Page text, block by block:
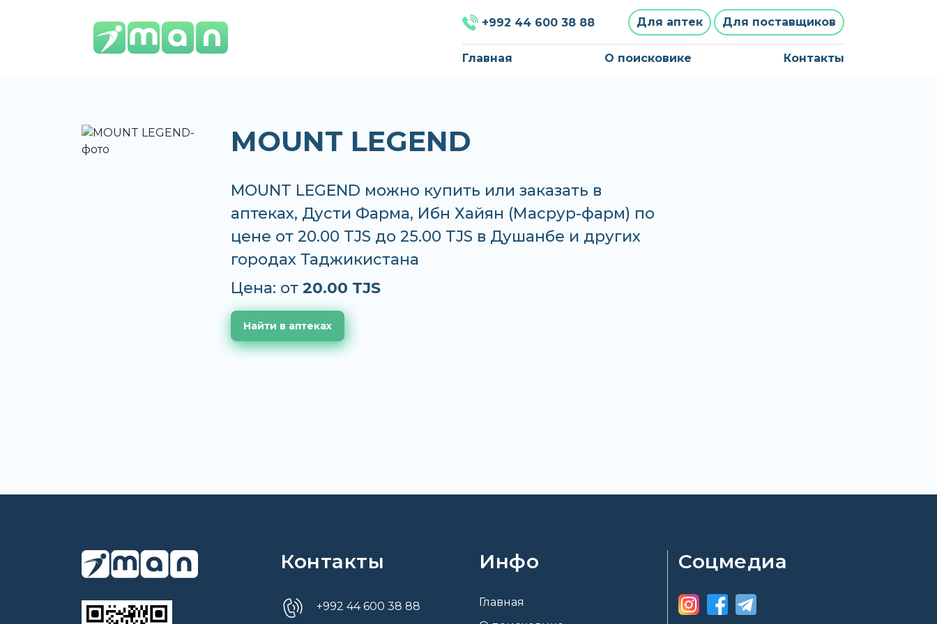
+992 44 600 38 88 Для аптек Для поставщиков
Главная О поисковике Контакты
MOUNT LEGEND
MOUNT LEGEND можно купить или заказать в
аптеках, Дусти Фарма, Ибн Хайян (Масрур-фарм) по
цене от 20.00 TJS до 25.00 TJS в Душанбе и других
городах Таджикистана
Цена: от 20.00 TJS
Найти в аптеках
Контакты
+992 44 600 38 88
Инфо
Главная
Соцмедиа